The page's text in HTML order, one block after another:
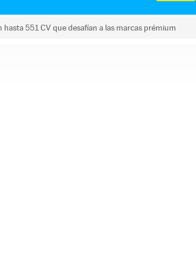
551 CV que desafían a las marcas prémium